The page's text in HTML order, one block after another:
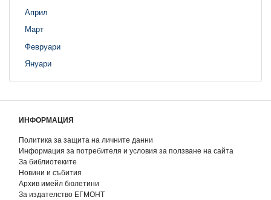
Април
Март
Февруари
Януари
ИНФОРМАЦИЯ
Политика за защита на личните данни
Информация за потребителя и условия за ползване на сайта
За библиотеките
Новини и събития
Архив имейл бюлетини
За издателство ЕГМОНТ